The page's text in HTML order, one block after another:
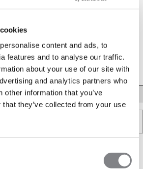
content and ads, to
features and to analyse our traffic.
about your use of our site with
and analytics partners who
other information that you’ve
they’ve collected from your use
M L XL
beskyttende stolpe